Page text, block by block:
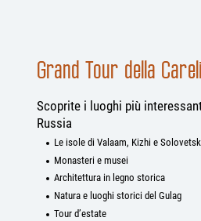
Grand Tour della
Scoprite i luoghi più
Russia
Le isole di Valaam, Kizhi e
Monasteri e musei
Architettura in legno storica
Natura e luoghi storici del Gulag
Tour d’estate